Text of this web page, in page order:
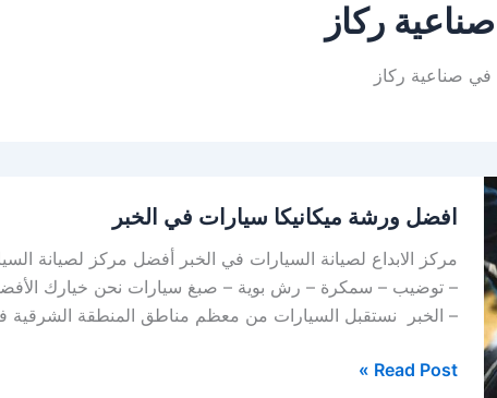
ركاز
صناعية ركاز
افضل ورشة ميكانيكا سيارات في الخبر
مركز الابداع لصيانة السيارات في الخبر أفضل مركز لصيانة
– الخبر نستقبل السيارات من معظم مناطق المنطقة
ورشة
سيارات
في
Read Post »